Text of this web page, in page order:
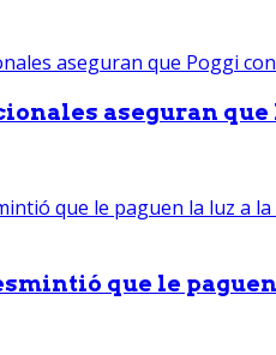
aseguran
que le